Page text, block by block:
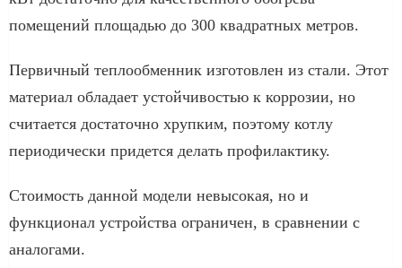
помещений площадью до 300 квадратных метров.
Первичный теплообменник изготовлен из стали. Этот
материал обладает устойчивостью к коррозии, но
считается достаточно хрупким, поэтому котлу
периодически придется делать профилактику.
Стоимость данной модели невысокая, но и
функционал устройства ограничен, в сравнении с
аналогами.